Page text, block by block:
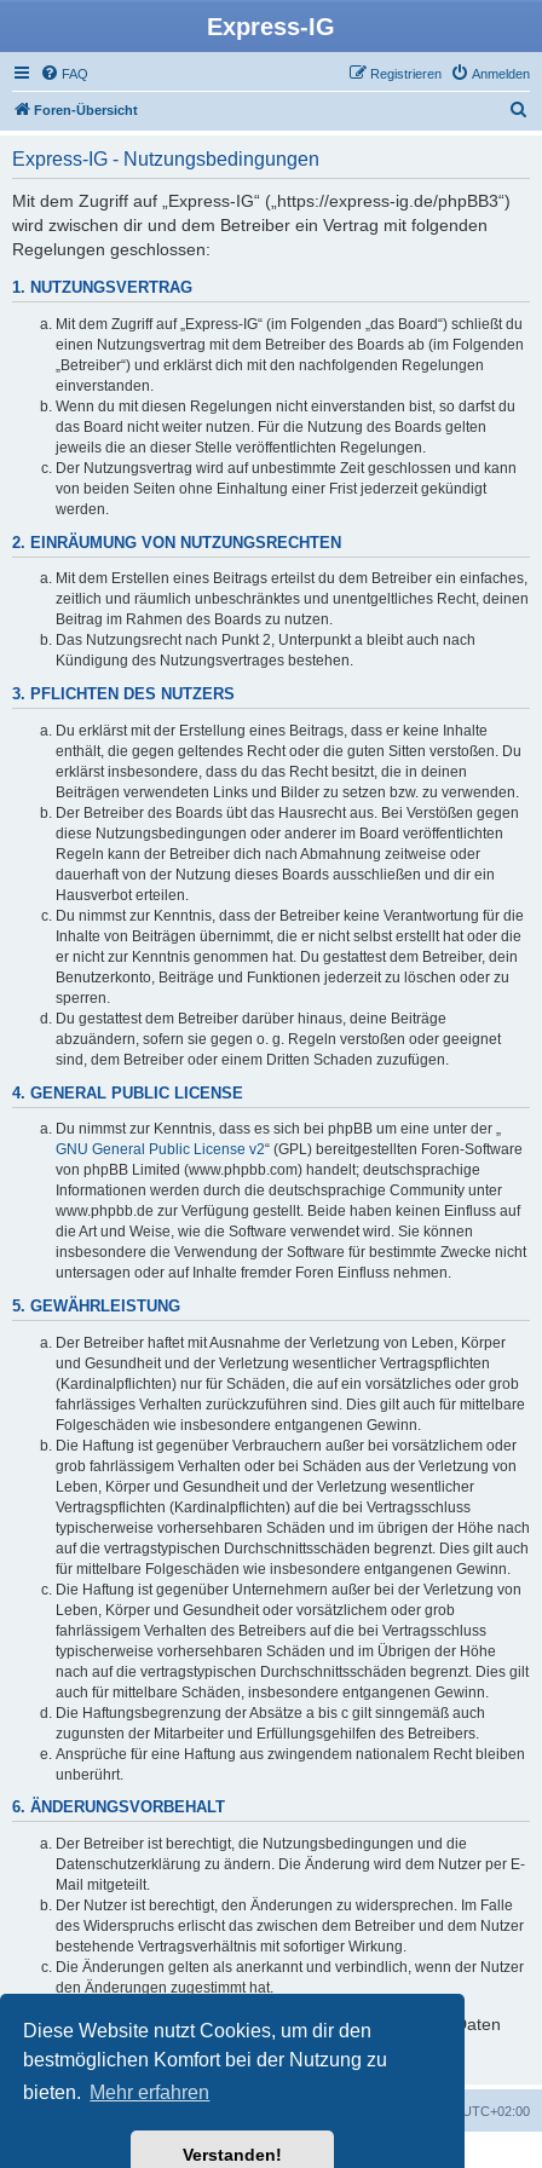
Diese Website nutzt Cookies, um dir den
bestmöglichen Komfort bei der Nutzung zu
bieten. Mehr erfahren
Verstanden!
Express-IG
FAQ Anmelden
Registrieren
Foren-Übersicht
Express-IG - Nutzungsbedingungen
Mit dem Zugriff auf „Express-IG“ („https://express-ig.de/phpBB3“)
wird zwischen dir und dem Betreiber ein Vertrag mit folgenden
Regelungen geschlossen:
1. NUTZUNGSVERTRAG
Mit dem Zugriff auf „Express-IG“ (im Folgenden „das Board“) schließt du
einen Nutzungsvertrag mit dem Betreiber des Boards ab (im Folgenden
„Betreiber“) und erklärst dich mit den nachfolgenden Regelungen
einverstanden.
Wenn du mit diesen Regelungen nicht einverstanden bist, so darfst du
das Board nicht weiter nutzen. Für die Nutzung des Boards gelten
jeweils die an dieser Stelle veröffentlichten Regelungen.
Der Nutzungsvertrag wird auf unbestimmte Zeit geschlossen und kann
von beiden Seiten ohne Einhaltung einer Frist jederzeit gekündigt
werden.
2. EINRÄUMUNG VON NUTZUNGSRECHTEN
Mit dem Erstellen eines Beitrags erteilst du dem Betreiber ein einfaches,
zeitlich und räumlich unbeschränktes und unentgeltliches Recht, deinen
Beitrag im Rahmen des Boards zu nutzen.
Das Nutzungsrecht nach Punkt 2, Unterpunkt a bleibt auch nach
Kündigung des Nutzungsvertrages bestehen.
3. PFLICHTEN DES NUTZERS
Du erklärst mit der Erstellung eines Beitrags, dass er keine Inhalte
enthält, die gegen geltendes Recht oder die guten Sitten verstoßen. Du
erklärst insbesondere, dass du das Recht besitzt, die in deinen
Beiträgen verwendeten Links und Bilder zu setzen bzw. zu verwenden.
Der Betreiber des Boards übt das Hausrecht aus. Bei Verstößen gegen
diese Nutzungsbedingungen oder anderer im Board veröffentlichten
Regeln kann der Betreiber dich nach Abmahnung zeitweise oder
dauerhaft von der Nutzung dieses Boards ausschließen und dir ein
Hausverbot erteilen.
Du nimmst zur Kenntnis, dass der Betreiber keine Verantwortung für die
Inhalte von Beiträgen übernimmt, die er nicht selbst erstellt hat oder die
er nicht zur Kenntnis genommen hat. Du gestattest dem Betreiber, dein
Benutzerkonto, Beiträge und Funktionen jederzeit zu löschen oder zu
sperren.
Du gestattest dem Betreiber darüber hinaus, deine Beiträge
abzuändern, sofern sie gegen o. g. Regeln verstoßen oder geeignet
sind, dem Betreiber oder einem Dritten Schaden zuzufügen.
4. GENERAL PUBLIC LICENSE
Du nimmst zur Kenntnis, dass es sich bei phpBB um eine unter der „
GNU General Public License v2“ (GPL) bereitgestellten Foren-Software
von phpBB Limited (www.phpbb.com) handelt; deutschsprachige
Informationen werden durch die deutschsprachige Community unter
www.phpbb.de zur Verfügung gestellt. Beide haben keinen Einfluss auf
die Art und Weise, wie die Software verwendet wird. Sie können
insbesondere die Verwendung der Software für bestimmte Zwecke nicht
untersagen oder auf Inhalte fremder Foren Einfluss nehmen.
5. GEWÄHRLEISTUNG
Der Betreiber haftet mit Ausnahme der Verletzung von Leben, Körper
und Gesundheit und der Verletzung wesentlicher Vertragspflichten
(Kardinalpflichten) nur für Schäden, die auf ein vorsätzliches oder grob
fahrlässiges Verhalten zurückzuführen sind. Dies gilt auch für mittelbare
Folgeschäden wie insbesondere entgangenen Gewinn.
Die Haftung ist gegenüber Verbrauchern außer bei vorsätzlichem oder
grob fahrlässigem Verhalten oder bei Schäden aus der Verletzung von
Leben, Körper und Gesundheit und der Verletzung wesentlicher
Vertragspflichten (Kardinalpflichten) auf die bei Vertragsschluss
typischerweise vorhersehbaren Schäden und im übrigen der Höhe nach
auf die vertragstypischen Durchschnittsschäden begrenzt. Dies gilt auch
für mittelbare Folgeschäden wie insbesondere entgangenen Gewinn.
Die Haftung ist gegenüber Unternehmern außer bei der Verletzung von
Leben, Körper und Gesundheit oder vorsätzlichem oder grob
fahrlässigem Verhalten des Betreibers auf die bei Vertragsschluss
typischerweise vorhersehbaren Schäden und im Übrigen der Höhe
nach auf die vertragstypischen Durchschnittsschäden begrenzt. Dies gilt
auch für mittelbare Schäden, insbesondere entgangenen Gewinn.
Die Haftungsbegrenzung der Absätze a bis c gilt sinngemäß auch
zugunsten der Mitarbeiter und Erfüllungsgehilfen des Betreibers.
Ansprüche für eine Haftung aus zwingendem nationalem Recht bleiben
unberührt.
6. ÄNDERUNGSVORBEHALT
Der Betreiber ist berechtigt, die Nutzungsbedingungen und die
Datenschutzerklärung zu ändern. Die Änderung wird dem Nutzer per E-
Mail mitgeteilt.
Der Nutzer ist berechtigt, den Änderungen zu widersprechen. Im Falle
des Widerspruchs erlischt das zwischen dem Betreiber und dem Nutzer
bestehende Vertragsverhältnis mit sofortiger Wirkung.
Die Änderungen gelten als anerkannt und verbindlich, wenn der Nutzer
den Änderungen zugestimmt hat.
Informationen über den Umgang mit deinen persönlichen Daten
sind in der Datenschutzerklärung enthalten.
UTC+02:00
Powered byphpBB® Forum Software © phpBB Limited